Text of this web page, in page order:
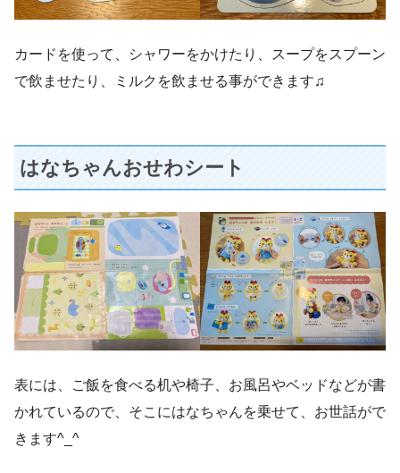
カードを使って、シャワーをかけたり、スープをスプーン
で飲ませたり、ミルクを飲ませる事ができます♫
はなちゃんおせわシート
表には、ご飯を食べる机や椅子、お風呂やベッドなどが書
かれているので、そこにはなちゃんを乗せて、お世話がで
きます^_^